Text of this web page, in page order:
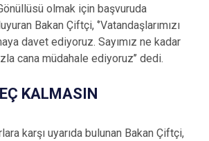
olmak için başvuruda
Bakan Çiftçi, ‘’Vatandaşlarımızı
davet ediyoruz. Sayımız ne kadar
cana müdahale ediyoruz’’ dedi.
KALMASIN
karşı uyarıda bulunan Bakan Çiftçi,